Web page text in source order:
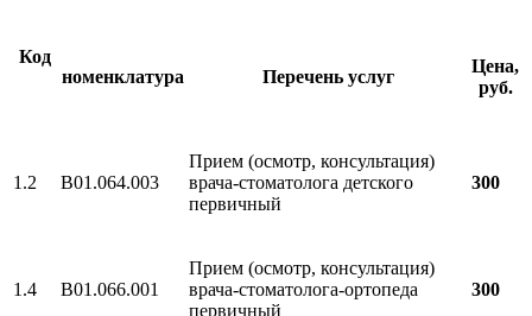
Код
номенклатура
Перечень услуг
Цена,
руб.
1.2 B01.064.003
Прием (осмотр, консультация)
врача-стоматолога детского
первичный
300
1.4 B01.066.001
Прием (осмотр, консультация)
врача-стоматолога-ортопеда
первичный
300